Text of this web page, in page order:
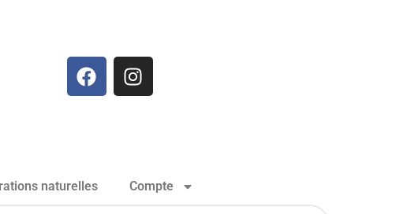
naturelles Compte